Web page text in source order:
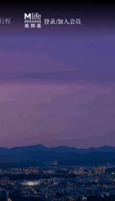
程 登录/加入会员